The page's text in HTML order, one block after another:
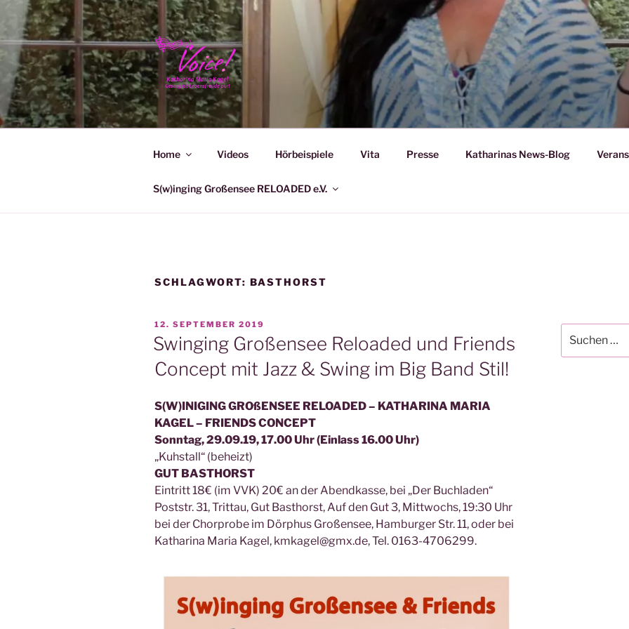
Inhalt
springen
KATHARINA MARIA KAGEL
Home Videos Hörbeispiele Vita Presse Katharinas News-Blog
S(w)inging Großensee RELOADED e.V.
SCHLAGWORT: BASTHORST
VERÖFFENTLICHT
AM
12. SEPTEMBER 2019
Swinging Großensee Reloaded und Friends
Concept mit Jazz & Swing im Big Band Stil!
S(W)INIGING GROßENSEE RELOADED – KATHARINA MARIA
KAGEL – FRIENDS CONCEPT
Sonntag, 29.09.19, 17.00 Uhr (Einlass 16.00 Uhr)
„Kuhstall“ (beheizt)
GUT BASTHORST
Eintritt 18€ (im VVK) 20€ an der Abendkasse, bei „Der Buchladen“
Poststr. 31, Trittau, Gut Basthorst, Auf den Gut 3, Mittwochs, 19:30 Uhr
bei der Chorprobe im Dörphus Großensee, Hamburger Str. 11, oder bei
Katharina Maria Kagel, kmkagel@gmx.de, Tel. 0163-4706299.
nach: